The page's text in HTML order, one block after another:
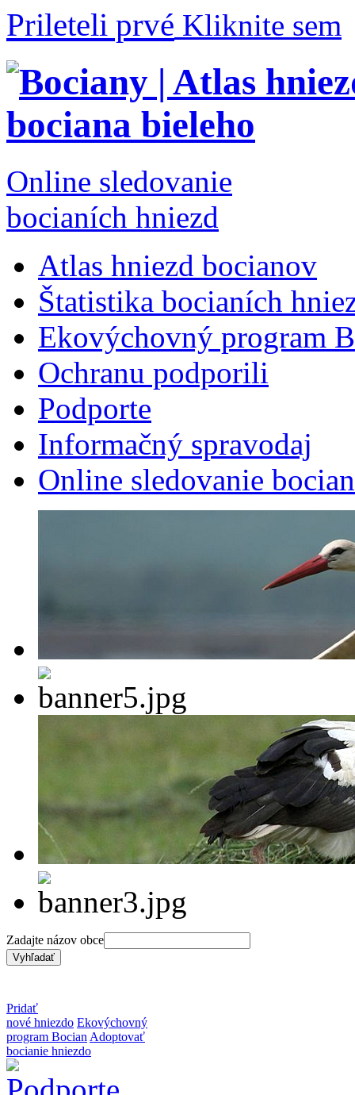
Prileteli prvé Kliknite sem
Online sledovanie
bocianích hniezd
Atlas hniezd bocianov
Štatistika bocianích
Ekovýchovný program
Ochranu podporili
Podporte
Informačný spravodaj
Online sledovanie
Zadajte názov obce
Pridať
nové hniezdo Ekovýchovný
program Bocian Adoptovať
bocianie hniezdo